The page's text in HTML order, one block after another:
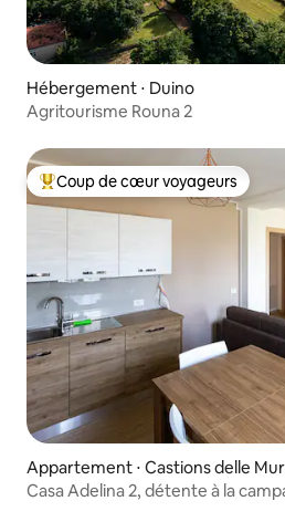
Hébergement ⋅ Duino
Agritourisme Rouna 2
Coups de cœur voyageurs les
Coup de cœur voyageurs
Appartement ⋅ Castions delle
Casa Adelina 2, détente à la